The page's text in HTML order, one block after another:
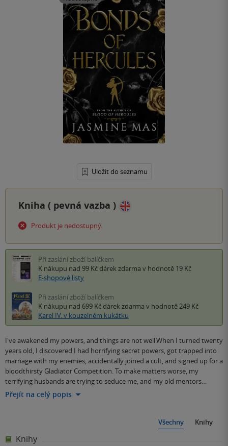
Uložit do seznamu
Kniha ( pevná vazba )
Produkt je nedostupný.
Při zaslání zboží balíčkem
K nákupu nad 99 Kč dárek zdarma v hodnotě 19 Kč
E-shopové listy
Při zaslání zboží balíčkem
K nákupu nad 699 Kč dárek zdarma v hodnotě 249 Kč
Karel IV. v kouzelném kukátku
I've awakened my powers, and things are not well.When I turned twenty
years old, I discovered I had horrifying secret powers, got trapped into
marriage with my enemies, accidentally joined a cult, and signed up for a
bloodthirsty Gladiator Competition. To make matters worse, my
terrifying husbands are trying to seduce me, and my old mentors…
Přejít na celý popis
Všechny Knihy
Knihy